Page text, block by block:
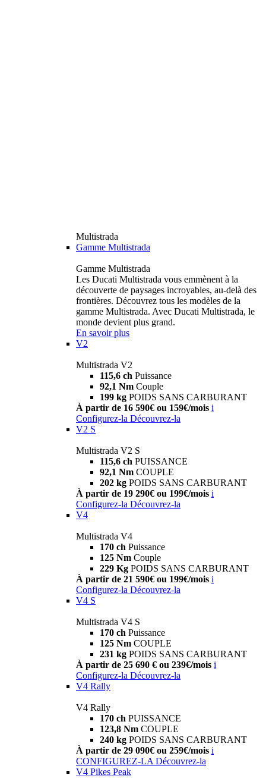
Multistrada
Gamme Multistrada
Gamme Multistrada
Les Ducati Multistrada vous emmènent à la
découverte de paysages incroyables, au-delà des
frontières. Découvrez tous les modèles de la
gamme Multistrada. Avec Ducati Multistrada, le
monde devient plus grand.
En savoir plus
V2
Multistrada V2
115,6 ch Puissance
92,1 Nm Couple
199 kg POIDS SANS CARBURANT
À partir de 16 590€ ou 159€/mois i
Configurez-la Découvrez-la
V2 S
Multistrada V2 S
115,6 ch PUISSANCE
92,1 Nm COUPLE
202 kg POIDS SANS CARBURANT
À partir de 19 290€ ou 199€/mois i
Configurez-la Découvrez-la
V4
Multistrada V4
170 ch Puissance
125 Nm Couple
229 Kg POIDS SANS CARBURANT
À partir de 21 590€ ou 199€/mois i
Configurez-la Découvrez-la
V4 S
Multistrada V4 S
170 ch Puissance
125 Nm COUPLE
231 kg POIDS SANS CARBURANT
À partir de 25 690 € ou 239€/mois i
Configurez-la Découvrez-la
V4 Rally
V4 Rally
170 ch PUISSANCE
123,8 Nm COUPLE
240 kg POIDS SANS CARBURANT
À partir de 29 090€ ou 259€/mois i
CONFIGUREZ-LA Découvrez-la
V4 Pikes Peak